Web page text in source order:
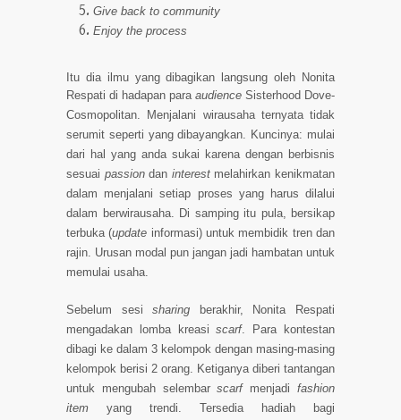
Give back to community
Enjoy the process
Itu dia ilmu yang dibagikan langsung oleh Nonita
Respati di hadapan para audience Sisterhood Dove-
Cosmopolitan. Menjalani wirausaha ternyata tidak
serumit seperti yang dibayangkan. Kuncinya: mulai
dari hal yang anda sukai karena dengan berbisnis
sesuai passiondan interestmelahirkan kenikmatan
dalam menjalani setiap proses yang harus dilalui
dalam berwirausaha. Di samping itu pula, bersikap
terbuka (update informasi) untuk membidik tren dan
rajin. Urusan modal pun jangan jadi hambatan untuk
memulai usaha.
Sebelum sesisharing berakhir,
Nonita Respati
mengadakan lomba kreasiscarf. Para kontestan
dibagi ke dalam 3 kelompok dengan masing-masing
kelompok berisi 2 orang. Ketiganya diberi tantangan
untuk mengubah selembarscarfmenjadifashion
item yang trendi. Tersedia hadiah bagi